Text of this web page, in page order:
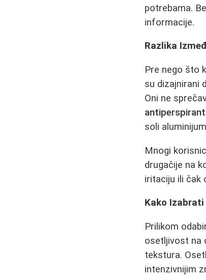
potrebama.
informacije.
Razlika
Pre nego što
su dizajnirani
Oni ne
soli
Mnogi
drugačije na
iritaciju ili čak
Kako Izabrati
Prilikom
osetljivost na
tekstura.
intenzivnijim